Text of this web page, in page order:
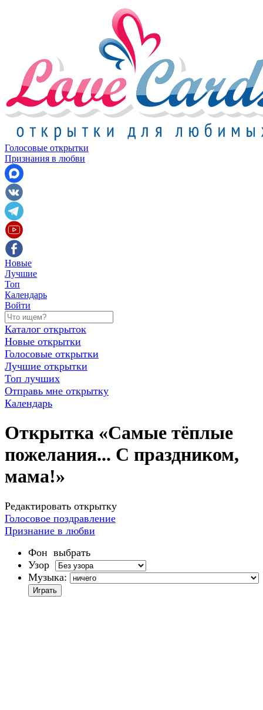
Голосовые открытки
Признания в любви
Новые
Лучшие
Топ
Календарь
Войти
Каталог открыток
Новые открытки
Голосовые открытки
Лучшие открытки
Топ лучших
Отправь мне открытку
Календарь
Открытка «Самые тёплые
пожелания... С праздником,
мама!»
Редактировать открытку
Голосовое поздравление
Признание в любви
Фон выбрать
Узор
Музыка: